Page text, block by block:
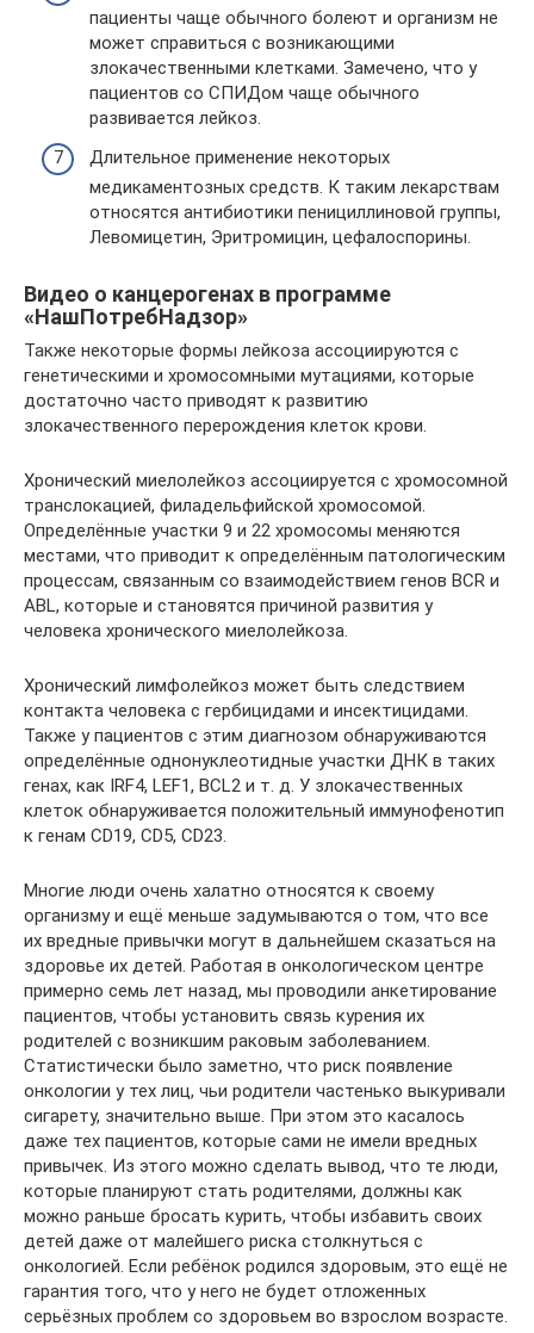
пациенты чаще обычного болеют и организм не
может справиться с возникающими
злокачественными клетками. Замечено, что у
пациентов со СПИДом чаще обычного
развивается лейкоз.
Длительное применение некоторых
медикаментозных средств. К таким лекарствам
относятся антибиотики пенициллиновой группы,
Левомицетин, Эритромицин, цефалоспорины.
Видео о канцерогенах в программе
«НашПотребНадзор»
Также некоторые формы лейкоза ассоциируются с
генетическими и хромосомными мутациями, которые
достаточно часто приводят к развитию
злокачественного перерождения клеток крови.
Хронический миелолейкоз ассоциируется с хромосомной
транслокацией, филадельфийской хромосомой.
Определённые участки 9 и 22 хромосомы меняются
местами, что приводит к определённым патологическим
процессам, связанным со взаимодействием генов BCR и
ABL, которые и становятся причиной развития у
человека хронического миелолейкоза.
Хронический лимфолейкоз может быть следствием
контакта человека с гербицидами и инсектицидами.
Также у пациентов с этим диагнозом обнаруживаются
определённые однонуклеотидные участки ДНК в таких
генах, как IRF4, LEF1, BCL2 и т. д. У злокачественных
клеток обнаруживается положительный иммунофенотип
к генам CD19, CD5, CD23.
Многие люди очень халатно относятся к своему
организму и ещё меньше задумываются о том, что все
их вредные привычки могут в дальнейшем сказаться на
здоровье их детей. Работая в онкологическом центре
примерно семь лет назад, мы проводили анкетирование
пациентов, чтобы установить связь курения их
родителей с возникшим раковым заболеванием.
Статистически было заметно, что риск появление
онкологии у тех лиц, чьи родители частенько выкуривали
сигарету, значительно выше. При этом это касалось
даже тех пациентов, которые сами не имели вредных
привычек. Из этого можно сделать вывод, что те люди,
которые планируют стать родителями, должны как
можно раньше бросать курить, чтобы избавить своих
детей даже от малейшего риска столкнуться с
онкологией. Если ребёнок родился здоровым, это ещё не
гарантия того, что у него не будет отложенных
серьёзных проблем со здоровьем во взрослом возрасте.